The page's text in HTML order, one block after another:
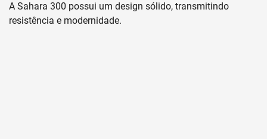
A Sahara 300 possui um design sólido, transmitindo
resistência e modernidade.